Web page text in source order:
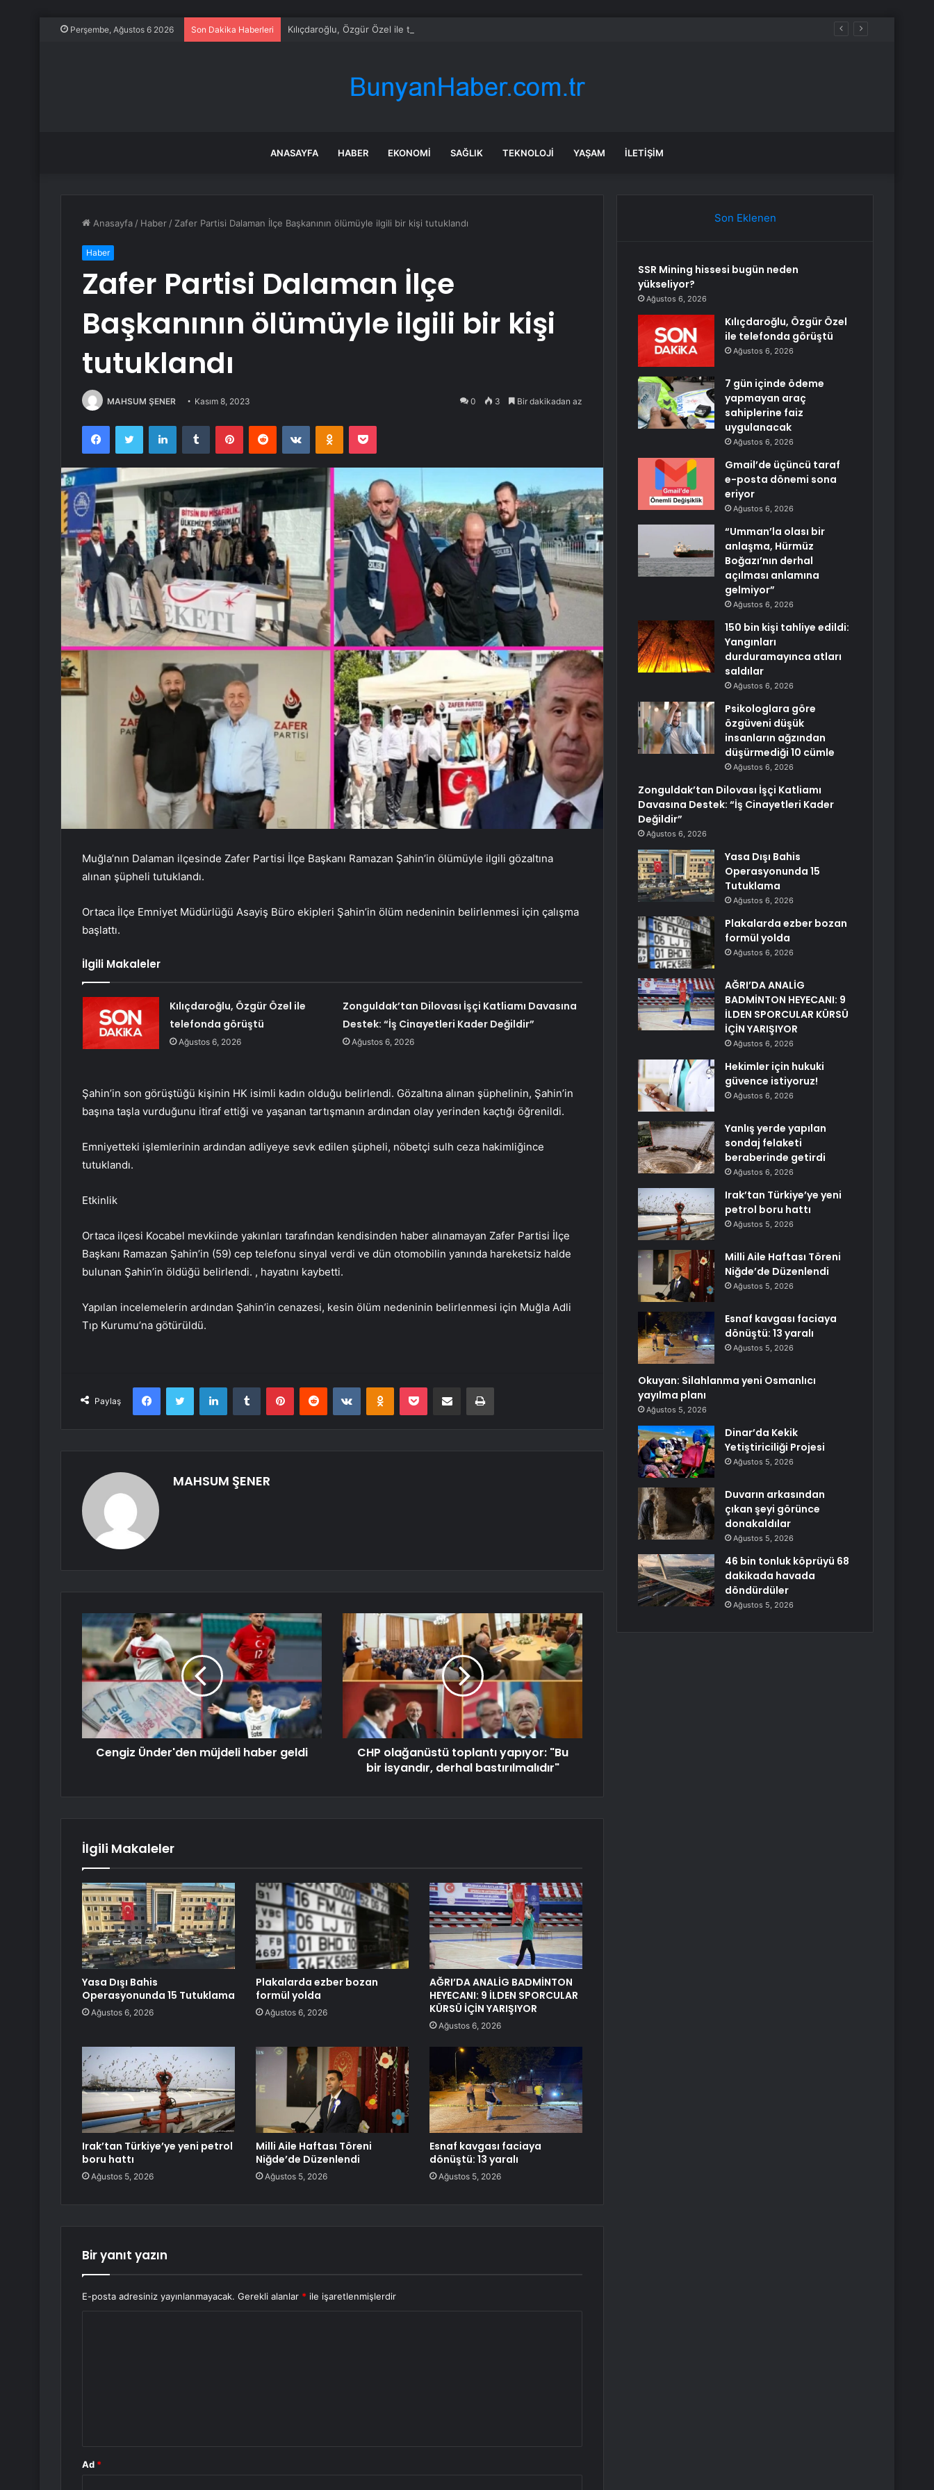
Perşembe, Ağustos 6 2026 Son Dakika Haberleri Kılıçdaroğlu, Özgür Özel ile telefonda görüştü
ANASAYFA HABER EKONOMI SAĞLIK TEKNOLOJI YAŞAM İLETIŞIM
Anasayfa / Haber / Zafer Partisi Dalaman İlçe Başkanının ölümüyle ilgili bir kişi tutuklandı
Haber
Zafer Partisi Dalaman İlçe
Başkanının ölümüyle ilgili bir kişi
tutuklandı
MAHSUM ŞENER Kasım 8, 2023 0 3 Bir dakikadan az
FacebookTwitter LinkedInTumblr PinterestReddit VKontakteOdnoklassniki
Pocket
Muğla’nın Dalaman ilçesinde Zafer Partisi İlçe Başkanı Ramazan Şahin’in ölümüyle ilgili gözaltına
alınan şüpheli tutuklandı.
Ortaca İlçe Emniyet Müdürlüğü Asayiş Büro ekipleri Şahin’in ölüm nedeninin belirlenmesi için çalışma
başlattı.
İlgili Makaleler
Kılıçdaroğlu, Özgür Özel ile
telefonda görüştü
Ağustos 6, 2026
Zonguldak’tan Dilovası İşçi Katliamı Davasına
Destek: “İş Cinayetleri Kader Değildir”
Ağustos 6, 2026
Şahin’in son görüştüğü kişinin HK isimli kadın olduğu belirlendi. Gözaltına alınan şüphelinin, Şahin’in
başına taşla vurduğunu itiraf ettiği ve yaşanan tartışmanın ardından olay yerinden kaçtığı öğrenildi.
Emniyetteki işlemlerinin ardından adliyeye sevk edilen şüpheli, nöbetçi sulh ceza hakimliğince
tutuklandı.
Etkinlik
Ortaca ilçesi Kocabel mevkiinde yakınları tarafından kendisinden haber alınamayan Zafer Partisi İlçe
Başkanı Ramazan Şahin’in (59) cep telefonu sinyal verdi ve dün otomobilin yanında hareketsiz halde
bulunan Şahin’in öldüğü belirlendi. , hayatını kaybetti.
Yapılan incelemelerin ardından Şahin’in cenazesi, kesin ölüm nedeninin belirlenmesi için Muğla Adli
Tıp Kurumu’na götürüldü.
Paylaş
FacebookTwitter LinkedInTumblr PinterestReddit VKontakteOdnoklassniki
Pocket E-Posta ile paylaş Yazdır
MAHSUM ŞENER
Cengiz Ünder'den müjdeli haber geldi
CHP olağanüstü toplantı yapıyor: "Bu
bir isyandır, derhal bastırılmalıdır"
İlgili Makaleler
Yasa Dışı Bahis
Operasyonunda 15 Tutuklama
Ağustos 6, 2026
Plakalarda ezber bozan
formül yolda
Ağustos 6, 2026
AĞRI’DA ANALİG BADMİNTON
HEYECANI: 9 İLDEN SPORCULAR
KÜRSÜ İÇİN YARIŞIYOR
Ağustos 6, 2026
Irak’tan Türkiye’ye yeni petrol
boru hattı
Ağustos 5, 2026
Milli Aile Haftası Töreni
Niğde’de Düzenlendi
Ağustos 5, 2026
Esnaf kavgası faciaya
dönüştü: 13 yaralı
Ağustos 5, 2026
Bir yanıt yazın
E-posta adresiniz yayınlanmayacak. Gerekli alanlar * ile işaretlenmişlerdir
Ad *
Son Eklenen
SSR Mining hissesi bugün neden
yükseliyor?
Ağustos 6, 2026
Kılıçdaroğlu, Özgür Özel
ile telefonda görüştü
Ağustos 6, 2026
7 gün içinde ödeme
yapmayan araç
sahiplerine faiz
uygulanacak
Ağustos 6, 2026
Gmail’de üçüncü taraf
e-posta dönemi sona
eriyor
Ağustos 6, 2026
“Umman’la olası bir
anlaşma, Hürmüz
Boğazı’nın derhal
açılması anlamına
gelmiyor”
Ağustos 6, 2026
150 bin kişi tahliye edildi:
Yangınları
durduramayınca atları
saldılar
Ağustos 6, 2026
Psikologlara göre
özgüveni düşük
insanların ağzından
düşürmediği 10 cümle
Ağustos 6, 2026
Zonguldak’tan Dilovası İşçi Katliamı
Davasına Destek: “İş Cinayetleri Kader
Değildir”
Ağustos 6, 2026
Yasa Dışı Bahis
Operasyonunda 15
Tutuklama
Ağustos 6, 2026
Plakalarda ezber bozan
formül yolda
Ağustos 6, 2026
AĞRI’DA ANALİG
BADMİNTON HEYECANI: 9
İLDEN SPORCULAR KÜRSÜ
İÇİN YARIŞIYOR
Ağustos 6, 2026
Hekimler için hukuki
güvence istiyoruz!
Ağustos 6, 2026
Yanlış yerde yapılan
sondaj felaketi
beraberinde getirdi
Ağustos 6, 2026
Irak’tan Türkiye’ye yeni
petrol boru hattı
Ağustos 5, 2026
Milli Aile Haftası Töreni
Niğde’de Düzenlendi
Ağustos 5, 2026
Esnaf kavgası faciaya
dönüştü: 13 yaralı
Ağustos 5, 2026
Okuyan: Silahlanma yeni Osmanlıcı
yayılma planı
Ağustos 5, 2026
Dinar’da Kekik
Yetiştiriciliği Projesi
Ağustos 5, 2026
Duvarın arkasından
çıkan şeyi görünce
donakaldılar
Ağustos 5, 2026
46 bin tonluk köprüyü 68
dakikada havada
döndürdüler
Ağustos 5, 2026